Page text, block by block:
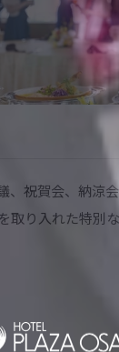
、祝賀会、納涼
取り入れた特別